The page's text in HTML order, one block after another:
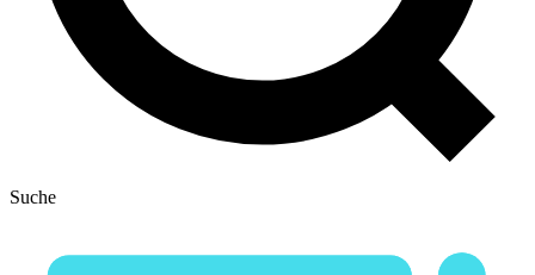
Suche